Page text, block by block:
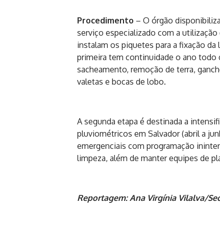
Procedimento – O órgão
serviço especializado com a
instalam os piquetes para a fixação da
primeira tem continuidade o ano todo
sacheamento, remoção de terra,
valetas e bocas de lobo.
A segunda etapa é destinada a
pluviométricos em Salvador (abril a
emergenciais com programação
limpeza, além de manter equipes de
Reportagem: Ana Virgínia Vilalva/